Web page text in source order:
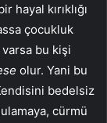
hayal kırıklığı
çocukluk
varsa bu kişi
olur. Yani bu
bedelsiz
cürmü